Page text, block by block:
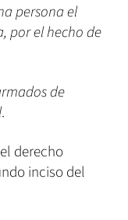
persona el
por el hecho de
de
.
derecho
inciso del